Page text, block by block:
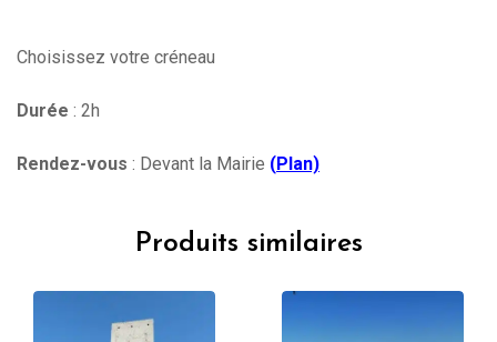
Choisissez votre créneau
Durée : 2h
Rendez-vous : Devant la Mairie (Plan)
Produits similaires